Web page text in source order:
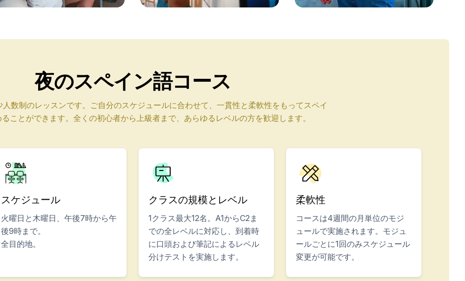
夜のスペイン語コース
数制のレッスンです。ご自分のスケジュールに合わせて、一貫性と柔軟性をもってスペイ
ことができます。全くの初心者から上級者まで、あらゆるレベルの方を歓迎します。
スケジュール
火曜日と木曜日、午後7時から午
後9時まで。
全目的地。
クラスの規模とレベル
1クラス最大12名。A1からC2ま
での全レベルに対応し、到着時
に口頭および筆記によるレベル
分けテストを実施します。
柔軟性
コースは4週間の月単位のモジ
ュールで実施されます。モジュ
ールごとに1回のみスケジュール
変更が可能です。